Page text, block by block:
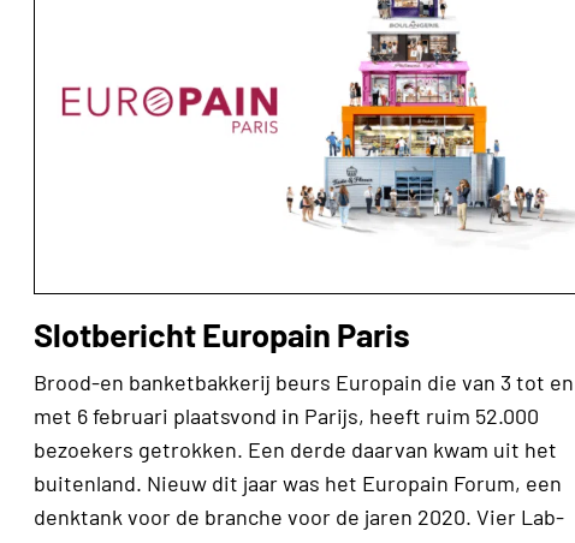
Slotbericht Europain Paris
Brood-en banketbakkerij beurs Europain die van 3 tot en
met 6 februari plaatsvond in Parijs, heeft ruim 52.000
bezoekers getrokken. Een derde daarvan kwam uit het
buitenland. Nieuw dit jaar was het Europain Forum, een
denktank voor de branche voor de jaren 2020. Vier Lab-